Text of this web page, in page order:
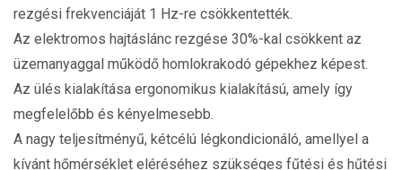
rezgési frekvenciáját 1 Hz-re csökkentették.
Az elektromos hajtáslánc rezgése 30%-kal csökkent az
üzemanyaggal működő homlokrakodó gépekhez képest.
Az ülés kialakítása ergonomikus kialakítású, amely így
megfelelőbb és kényelmesebb.
A nagy teljesítményű, kétcélú légkondicionáló, amellyel a
kívánt hőmérséklet eléréséhez szükséges fűtési és hűtési